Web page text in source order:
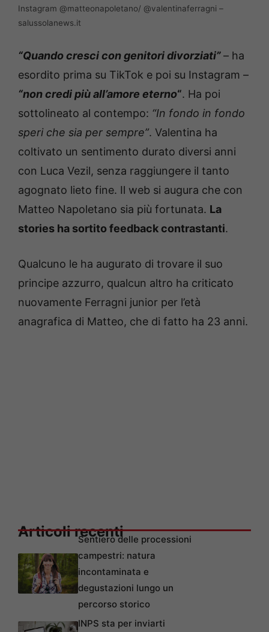
Instagram @matteonapoletano/ @valentinaferragni –
salussolanews.it
“Quando cresci con genitori divorziati”– ha
esordito prima su TikTok e poi su Instagram –
“non credi più all’amore eterno“. Ha poi
sottolineato al contempo: “In fondo in fondo
speri che sia per sempre”. Valentina ha
coltivato un sentimento durato diversi anni
con Luca Vezil, senza raggiungere il tanto
agognato lieto fine. Il web si augura che con
Matteo Napoletano sia più fortunata. La
stories ha sortito feedback contrastanti.
Qualcuno le ha augurato di trovare il suo
principe azzurro, qualcun altro ha criticato
nuovamente Ferragni junior per l’età
anagrafica di Matteo, che di fatto ha 23 anni.
Articoli recentiSentiero delle processioni
campestri: natura
incontaminata e
degustazioni lungo un
percorso storico
INPS sta per inviarti